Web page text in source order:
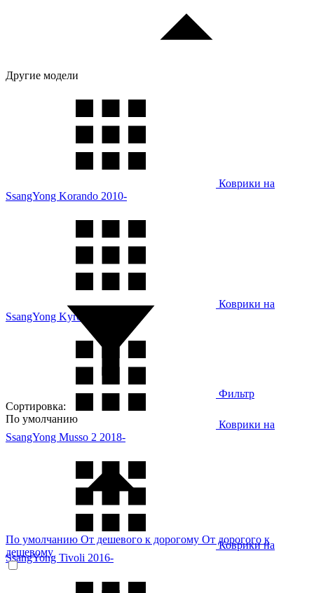
Другие модели
Коврики на
SsangYong Korando 2010-
Коврики на
SsangYong Kyron 2005-
Коврики на
SsangYong Musso 2 2018-
Коврики на
SsangYong Tivoli 2016-
Фильтр
Сортировка:
По умолчанию
По умолчанию От дешевого к дорогому От дорогого к
дешевому